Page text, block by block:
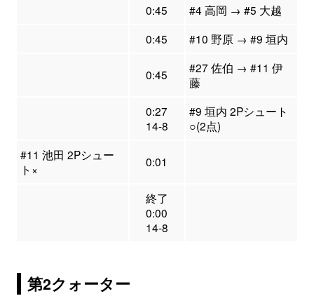
0:45
#4 高岡 → #5 大越
0:45
#10 野原 → #9 垣内
0:45
#27 佐伯 → #11 伊
藤
0:27
14-8
#9 垣内 2Pシュート
○(2点)
#11 池田 2Pシュー
ト×
0:01
終了
0:00
14-8
第2クォーター